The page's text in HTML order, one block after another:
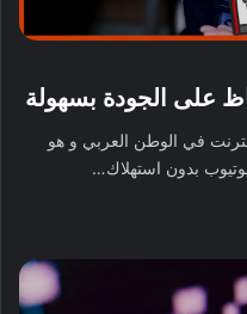
على الجودة بسهولة
في الوطن العربي و هو
بدون استهلاك…